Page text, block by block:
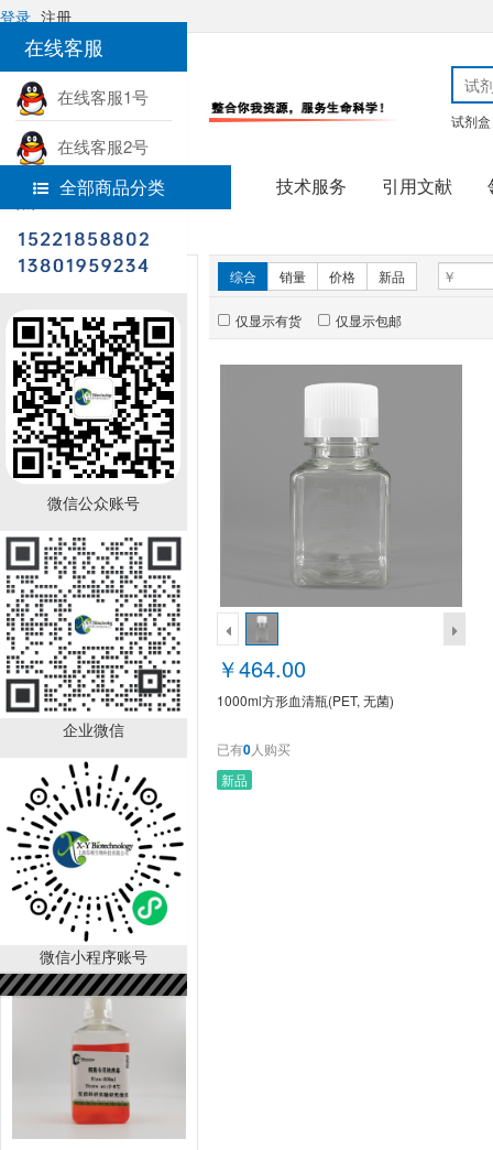
在线客服
在线客服1号
在线客服2号
热线电话
微信公众账号
企业微信
微信小程序账号
登录 注册
试剂盒
全部商品分类 技术服务 引用文献
首页
实验耗材
新品推荐
1000ml方形血清瓶(PET,
￥464.00
已有 0 人购买
500ml方形血清瓶(PET,
无菌)
￥232.00
已有 0人购买
销量排行
综合 销量 价格 新品
仅显示有货 仅显示包邮
￥464.00
1000ml方形血清瓶(PET, 无菌)
已有0人购买
新品